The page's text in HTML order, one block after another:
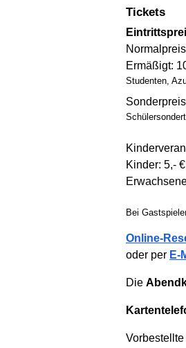
Tickets
Ermäßigt:
Studenten,
Kinder: 5,- €
Bei
Online-
oder per E-
Die